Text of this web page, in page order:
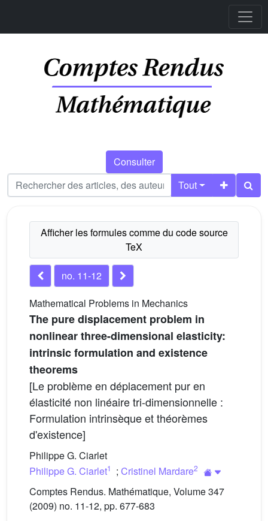
Consulter
Tout
no. 11-12
Mathematical Problems in Mechanics
The pure displacement problem in
nonlinear three-dimensional elasticity:
intrinsic formulation and existence
theorems
[Le problème en déplacement pur en
élasticité non linéaire tri-dimensionnelle :
Formulation intrinsèque et théorèmes
d'existence]
Philippe G. Ciarlet
Philippe G. Ciarlet1 ; Cristinel Mardare2
Comptes Rendus. Mathématique, Volume 347
(2009) no. 11-12, pp. 677-683